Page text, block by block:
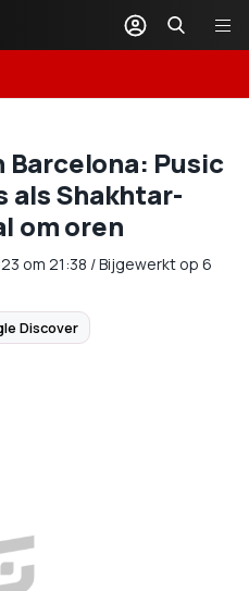
Barcelona: Pusic
als Shakhtar-
om oren
om 21:38 /Bijgewerkt op 6
Discover